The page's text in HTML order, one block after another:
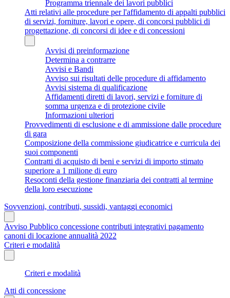
Programma triennale dei lavori pubblici
Atti relativi alle procedure per l'affidamento di appalti pubblici
di servizi, forniture, lavori e opere, di concorsi pubblici di
progettazione, di concorsi di idee e di concessioni
Avvisi di preinformazione
Determina a contrarre
Avvisi e Bandi
Avviso sui risultati delle procedure di affidamento
Avvisi sistema di qualificazione
Affidamenti diretti di lavori, servizi e forniture di
somma urgenza e di protezione civile
Informazioni ulteriori
Provvedimenti di esclusione e di ammissione dalle procedure
di gara
Composizione della commissione giudicatrice e curricula dei
suoi componenti
Contratti di acquisto di beni e servizi di importo stimato
superiore a 1 milione di euro
Resoconti della gestione finanziaria dei contratti al termine
della loro esecuzione
Sovvenzioni, contributi, sussidi, vantaggi economici
Avviso Pubblico concessione contributi integrativi pagamento
canoni di locazione annualità 2022
Criteri e modalità
Criteri e modalità
Atti di concessione